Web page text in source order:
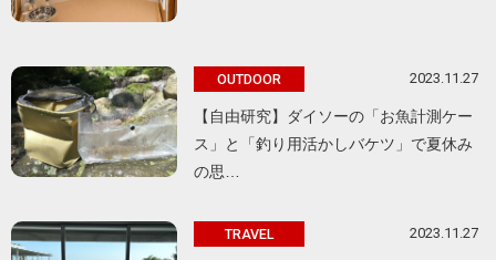
OUTDOOR 2023.11.27
【自由研究】ダイソーの「お魚計測ケー
ス」と「釣り用活かしバケツ」で夏休み
の思…
TRAVEL 2023.11.27